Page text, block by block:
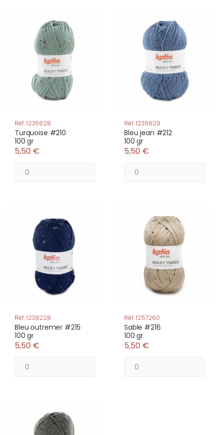
Réf: 1236628
Turquoise #210
100 gr
5,50 €
Réf: 1236629
Bleu jean #212
100 gr
5,50 €
Réf: 1238228
Bleu outremer #215
100 gr
5,50 €
Réf: 1257260
Sable #216
100 gr
5,50 €